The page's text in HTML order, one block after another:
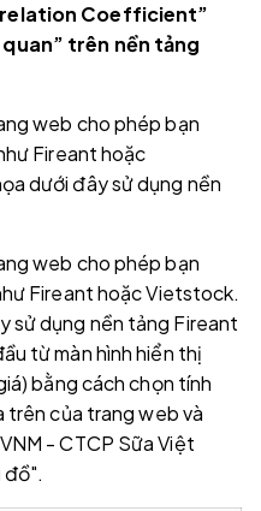
Coefficient”
trên nền tảng
web cho phép bạn
Fireant hoặc
dưới đây sử dụng nền
web cho phép bạn
Fireant hoặc Vietstock.
sử dụng nền tảng Fireant
từ màn hình hiển thị
bằng cách chọn tính
trên của trang web và
- CTCP Sữa Việt
đồ".